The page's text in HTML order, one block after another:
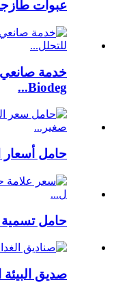
عبوات
Biodeg...
حامل
حامل تسمية
صديق